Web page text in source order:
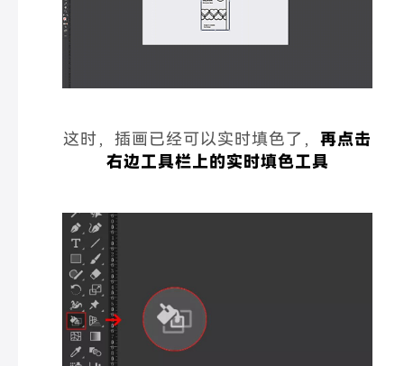
这时，插画已经可以实时填色了， 再点击
右边工具栏上的实时填色工具